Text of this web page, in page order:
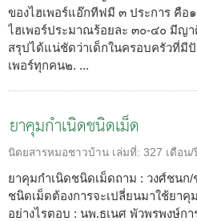
ของไฮเพอร์แอ๊กทีฟมี ๓ ประการ คือ
ไฮเพอร์ประมาณร้อยละ ๓๐-๔๐ มีญ
สรุปได้แน่ชัดว่าเด็กในครอบครัวที่มี
เพอร์ทุกคน๒. ...
ยาคุมกำเนิดชนิดเม็ด
นิตยสารหมอชาวบ้าน เล่มที่: 327 เดือน/
ยาคุมกำเนิดชนิดเม็ดถาม : วงศ์ชน
ชนิดเม็ดต้องการจะเปลี่ยนมาใช้ยา
อย่างไรตอบ : นพ.ธเนศ พัวพรพงษ์ก